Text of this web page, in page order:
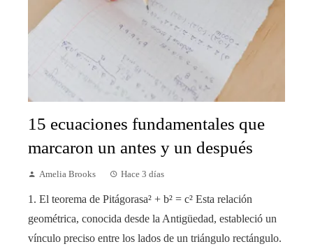
15 ecuaciones fundamentales que
marcaron un antes y un después
Amelia Brooks Hace 3 días
1. El teorema de Pitágorasa² + b² = c² Esta relación
geométrica, conocida desde la Antigüedad, estableció un
vínculo preciso entre los lados de un triángulo rectángulo.